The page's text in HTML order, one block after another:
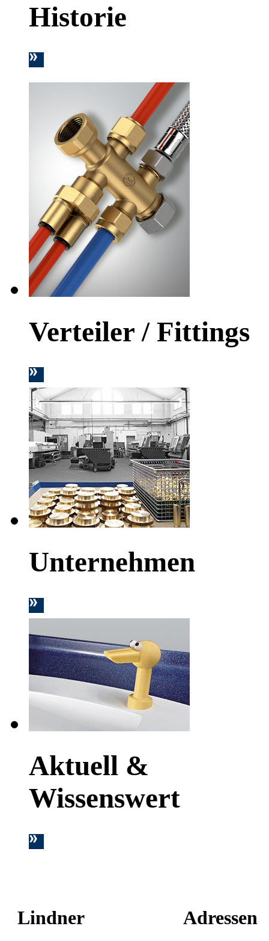
Historie
Verteiler / Fittings
Unternehmen
Aktuell &
Wissenswert
Lindner Adressen